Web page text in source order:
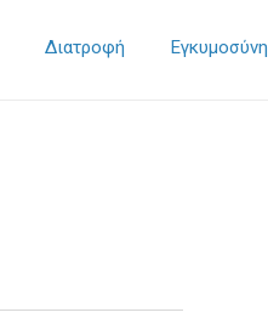
Διατροφή Εγκυμοσύνη